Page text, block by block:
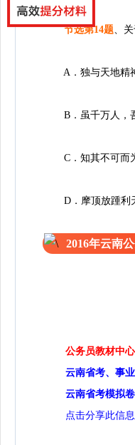
节选第14题
A．独与天地精
B．虽千万人，
C．知其不可而
D．摩顶放踵利
2016年云南
公务员教材中
云南省考、事
云南省考模拟
点击分享此信息